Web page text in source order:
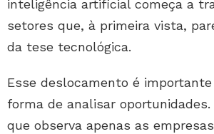
inteligência artificial começa a
setores que, à primeira vista,
da tese tecnológica.
Esse deslocamento é
forma de analisar
que observa apenas as